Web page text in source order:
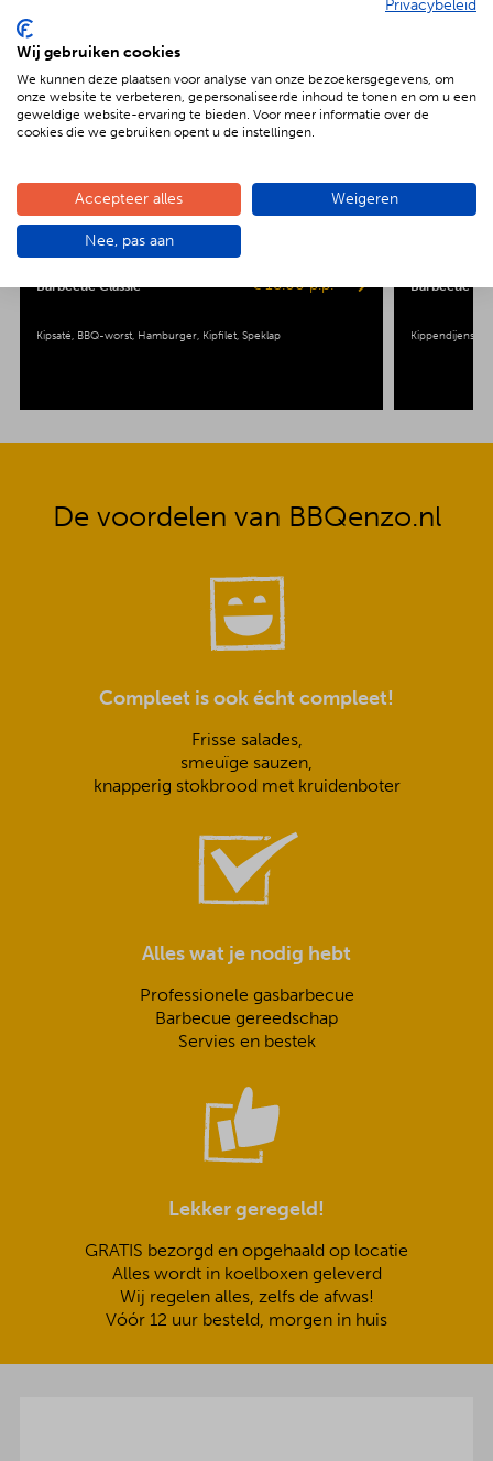
Barbecue Classic € 18.00 p.p.
Kipsaté BBQ-worst Hamburger Kipfilet Speklap
Barbecue
Kippendijenspies
De voordelen van BBQenzo.nl
Compleet is ook écht compleet!
Frisse salades,
smeuïge sauzen,
knapperig stokbrood met kruidenboter
Alles wat je nodig hebt
Professionele gasbarbecue
Barbecue gereedschap
Servies en bestek
Lekker geregeld!
GRATIS bezorgd en opgehaald op locatie
Alles wordt in koelboxen geleverd
Wij regelen alles, zelfs de afwas!
Vóór 12 uur besteld, morgen in huis
Privacybeleid
Wij gebruiken cookies
We kunnen deze plaatsen voor analyse van onze bezoekersgegevens, om
onze website te verbeteren, gepersonaliseerde inhoud te tonen en om u een
geweldige website-ervaring te bieden. Voor meer informatie over de
cookies die we gebruiken opent u de instellingen.
Accepteer alles Weigeren
Nee, pas aan